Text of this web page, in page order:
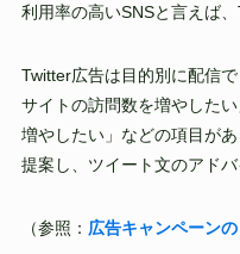
利用率の高いSNSと言えば、
Twitter広告は目的別に配信
サイトの訪問数を増やした
増やしたい」などの項目が
提案し、ツイート文のアド
（参照： 広告キャンペーン